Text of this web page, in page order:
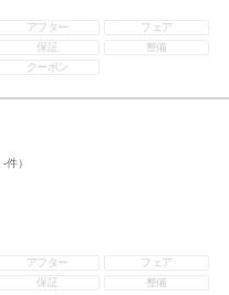
アフター
フェア
保証
整備
クーポン
-件）
アフター
フェア
保証
整備